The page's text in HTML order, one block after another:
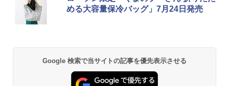
める大容量保冷バッグ」7月24日発売
Google 検索で当サイトの記事を優先表示させる